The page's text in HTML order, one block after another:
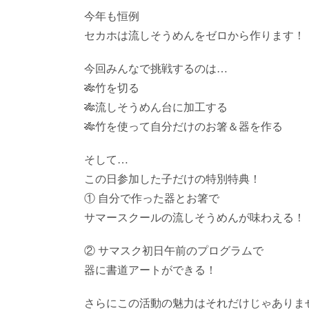
今年も恒例
セカホは流しそうめんをゼロから作ります！
今回みんなで挑戦するのは…
🎋竹を切る
🎋流しそうめん台に加工する
🎋竹を使って自分だけのお箸＆器を作る
そして…
この日参加した子だけの特別特典！
① 自分で作った器とお箸で
サマースクールの流しそうめんが味わえる！
② サマスク初日午前のプログラムで
器に書道アートができる！
さらにこの活動の魅力はそれだけじゃありま